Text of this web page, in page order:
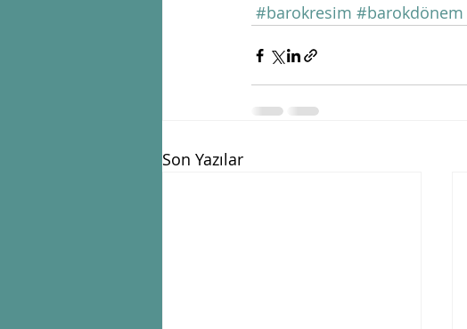
#barokresim #barokdönem
Son Yazılar